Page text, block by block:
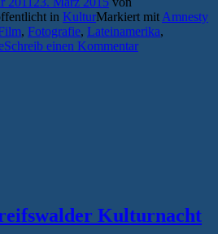
in KulturMarkiert mitAmnesty
, Fotografie, Lateinamerika,
Schreib einen Kommentar
Kulturnacht